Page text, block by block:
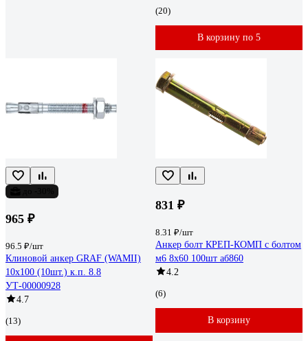
(20)
В корзину по 5
965 ₽
96.5 ₽/шт
Клиновой анкер GRAF (WAMII)
10x100 (10шт.) к.п. 8.8
УТ-00000928
4.7
(13)
831 ₽
8.31 ₽/шт
Анкер болт КРЕП-КОМП с болтом
м6 8х60 100шт аб860
4.2
(6)
В корзину